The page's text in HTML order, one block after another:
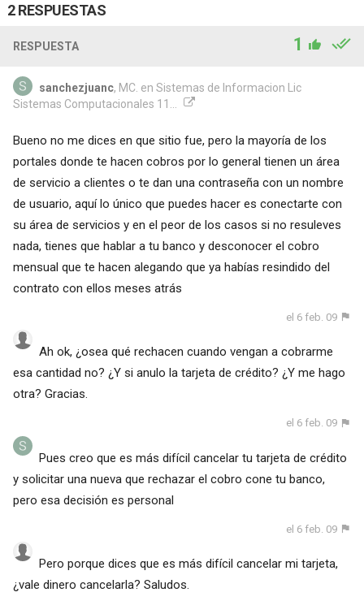
2 RESPUESTAS
RESPUESTA 1
sanchezjuanc, MC. en Sistemas de Informacion Lic
Sistemas Computacionales 11...
Bueno no me dices en que sitio fue, pero la mayoría de los
portales donde te hacen cobros por lo general tienen un área
de servicio a clientes o te dan una contraseña con un nombre
de usuario, aquí lo único que puedes hacer es conectarte con
su área de servicios y en el peor de los casos si no resuleves
nada, tienes que hablar a tu banco y desconocer el cobro
mensual que te hacen alegando que ya habías resindido del
contrato con ellos meses atrás
el 6 feb. 09
Ah ok, ¿osea qué rechacen cuando vengan a cobrarme
esa cantidad no? ¿Y si anulo la tarjeta de crédito? ¿Y me hago
otra? Gracias.
el 6 feb. 09
Pues creo que es más difícil cancelar tu tarjeta de crédito
y solicitar una nueva que rechazar el cobro cone tu banco,
pero esa decisión es personal
el 6 feb. 09
Pero porque dices que es más difícil cancelar mi tarjeta,
¿vale dinero cancelarla? Saludos.